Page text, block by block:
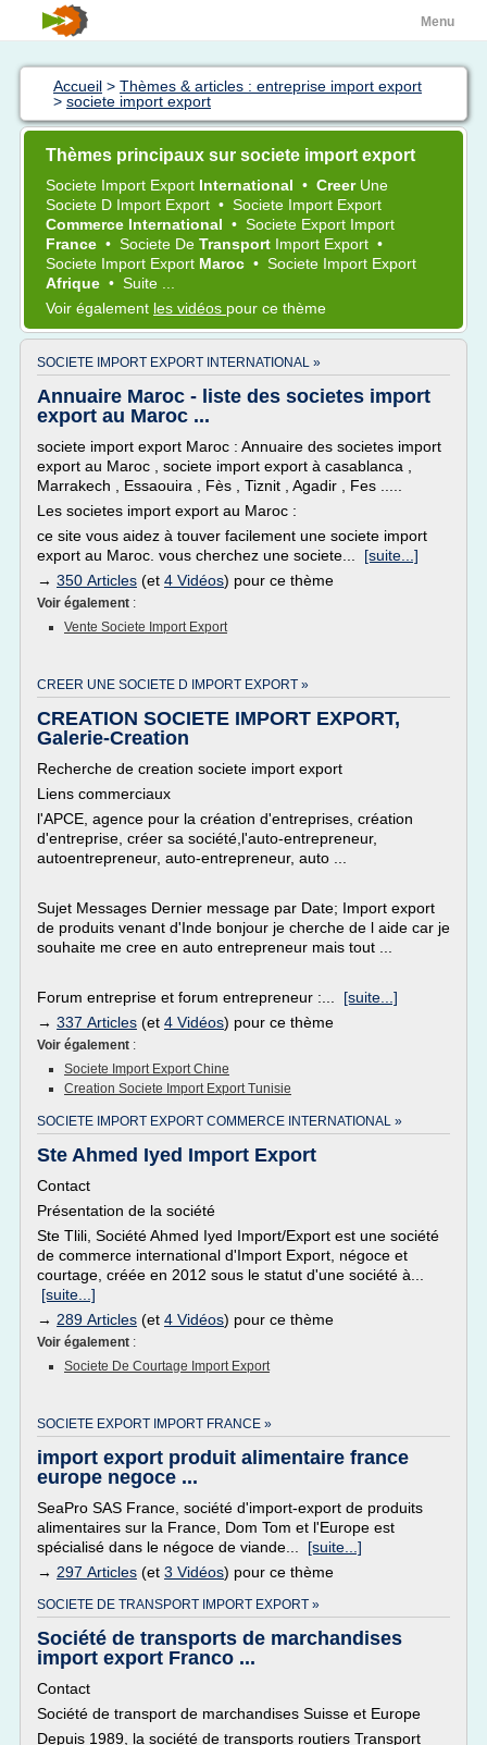
Menu
Accueil > Thèmes & articles : entreprise import export
> societe import export
Thèmes principaux sur societe import export
Societe Import Export International • Creer Une
Societe D Import Export • Societe Import Export
Commerce International • Societe Export Import
France • Societe De Transport Import Export •
Societe Import Export Maroc • Societe Import Export
Afrique • Suite ...
Voir également les vidéos pour ce thème
SOCIETE IMPORT EXPORT INTERNATIONAL »
Annuaire Maroc - liste des societes import
export au Maroc ...
societe import export Maroc : Annuaire des societes import
export au Maroc , societe import export à casablanca ,
Marrakech , Essaouira , Fès , Tiznit , Agadir , Fes .....
Les societes import export au Maroc :
ce site vous aidez à touver facilement une societe import
export au Maroc. vous cherchez une societe... [suite...]
→ 350 Articles (et 4 Vidéos) pour ce thème
Voir également :
Vente Societe Import Export
CREER UNE SOCIETE D IMPORT EXPORT »
CREATION SOCIETE IMPORT EXPORT,
Galerie-Creation
Recherche de creation societe import export
Liens commerciaux
l'APCE, agence pour la création d'entreprises, création
d'entreprise, créer sa société,l'auto-entrepreneur,
autoentrepreneur, auto-entrepreneur, auto ...
Sujet Messages Dernier message par Date; Import export
de produits venant d'Inde bonjour je cherche de l aide car je
souhaite me cree en auto entrepreneur mais tout ...
Forum entreprise et forum entrepreneur :... [suite...]
→ 337 Articles (et 4 Vidéos) pour ce thème
Voir également :
Societe Import Export Chine
Creation Societe Import Export Tunisie
SOCIETE IMPORT EXPORT COMMERCE INTERNATIONAL »
Ste Ahmed Iyed Import Export
Contact
Présentation de la société
Ste Tlili, Société Ahmed Iyed Import/Export est une société
de commerce international d'Import Export, négoce et
courtage, créée en 2012 sous le statut d'une société à...
[suite...]
→ 289 Articles (et 4 Vidéos) pour ce thème
Voir également :
Societe De Courtage Import Export
SOCIETE EXPORT IMPORT FRANCE »
import export produit alimentaire france
europe negoce ...
SeaPro SAS France, société d'import-export de produits
alimentaires sur la France, Dom Tom et l'Europe est
spécialisé dans le négoce de viande... [suite...]
→ 297 Articles (et 3 Vidéos) pour ce thème
SOCIETE DE TRANSPORT IMPORT EXPORT »
Société de transports de marchandises
import export Franco ...
Contact
Société de transport de marchandises Suisse et Europe
Depuis 1989, la société de transports routiers Transport